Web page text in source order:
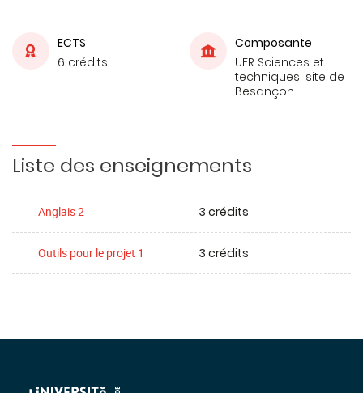
ECTS
6 crédits
Composante
UFR Sciences et
techniques, site de
Besançon
Liste des enseignements
Anglais 2 3 crédits
Outils pour le projet 1 3 crédits